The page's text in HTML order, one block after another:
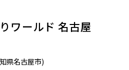
ワールド 名古屋
県名古屋市)